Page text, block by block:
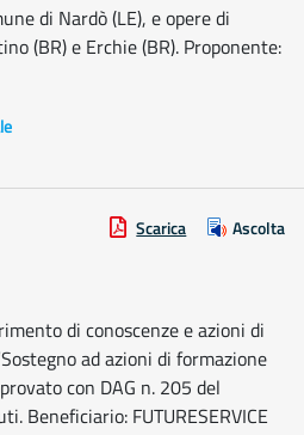
di Nardò (LE), e opere di
(BR) e Erchie (BR). Proponente:
Scarica Ascolta
di conoscenze e azioni di
ad azioni di formazione
con DAG n. 205 del
Beneficiario: FUTURESERVICE